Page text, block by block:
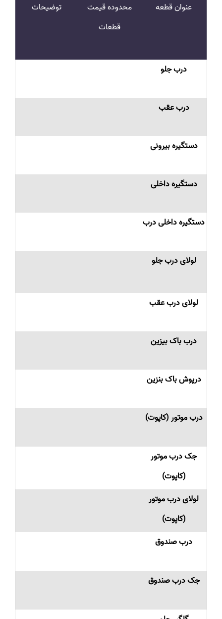
عنوان قطعه
محدوده قیمت
قطعات
توضیحات
درب جلو
درب عقب
دستگیره بیرونی
دستگیره داخلی
دستگیره داخلی درب
لولای درب جلو
لولای درب عقب
درب باک بیزین
درپوش باک بنزین
درب موتور (کاپوت)
جک درب موتور
(کاپوت)
لولای درب موتور
(کاپوت)
درب صندوق
جک درب صندوق